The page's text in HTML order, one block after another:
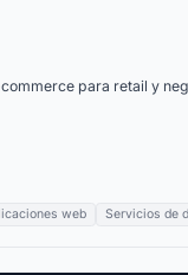
para retail y
web
Servicios de